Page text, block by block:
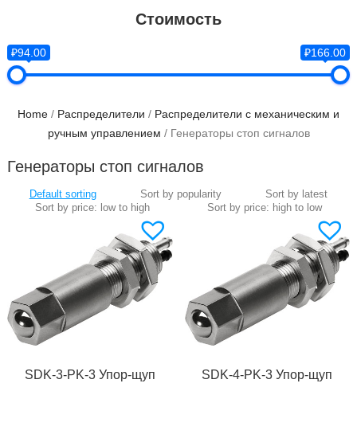
Стоимость
₽94.00 ₽166.00
Home / Распределители / Распределители с механическим и
ручным управлением / Генераторы стоп сигналов
Генераторы стоп сигналов
SDK-3-PK-3 Упор-щуп SDK-4-PK-3 Упор-щуп